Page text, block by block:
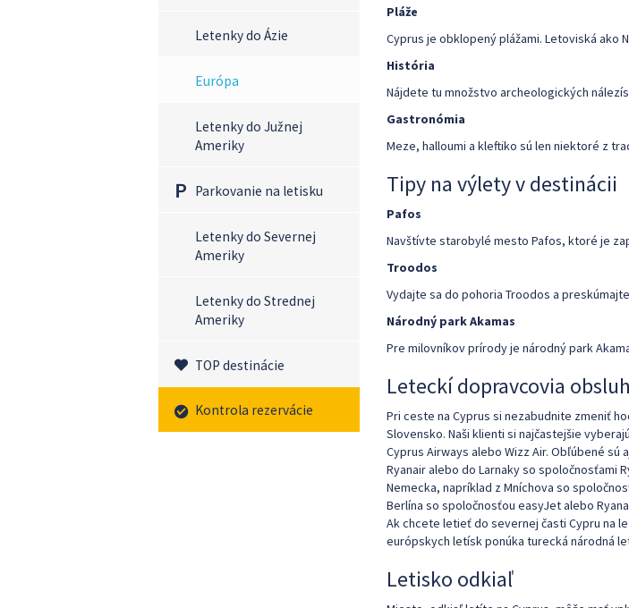
Letenky do Ázie
Európa
Letenky do Južnej
Ameriky
Parkovanie na letisku
Letenky do Severnej
Ameriky
Letenky do Strednej
Ameriky
TOP destinácie
Kontrola rezervácie
Pláže
Cyprus je obklopený plážami. Letoviská ako
História
Nájdete tu množstvo archeologických
Gastronómia
Meze, halloumi a kleftiko sú len niektoré z
Tipy na výlety v destinácii
Pafos
Navštívte starobylé mesto Pafos, ktoré je
Troodos
Vydajte sa do pohoria Troodos a
Národný park Akamas
Pre milovníkov prírody je národný park
Leteckí dopravcovia
Pri ceste na Cyprus si nezabudnite zmeniť
Slovensko. Naši klienti si najčastejšie
Cyprus Airways alebo Wizz Air. Obľúbené
Ryanair alebo do Larnaky so spoločnosťami
Nemecka, napríklad z Mníchova so
Berlína so spoločnosťou easyJet alebo
Ak chcete letieť do severnej časti Cypru na
európskych letísk ponúka turecká národná
Letisko odkiaľ